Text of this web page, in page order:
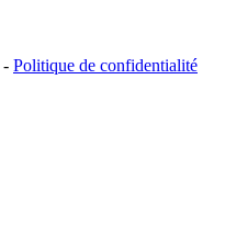
- Politique de confidentialité